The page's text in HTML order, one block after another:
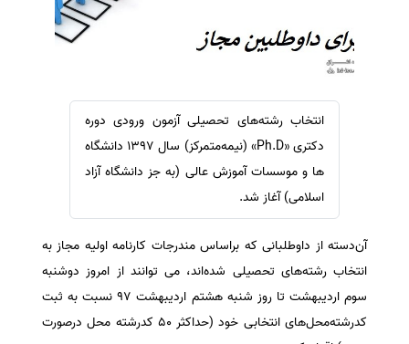
مشاهده همه زبان ها
سفارش پارافریز
سفارش فرمت‌بندی
سفارش کاهش کمیت
سفارش معرفی مجله
سفارش معرفی مقاله
سفارش معرفی کتاب
سفارش ترجمه مولتی‌مدیا
سفارش گویندگی
سفارش تولید محتوا
انتخاب رشته‌های تحصیلی آزمون ورودی دوره
دکتری «Ph.D» (نیمه‌متمرکز) سال ۱۳۹۷ دانشگاه
ها و موسسات آموزش عالی (به جز دانشگاه آزاد
اسلامی) آغاز شد.
آن‌دسته از داوطلبانی که براساس مندرجات کارنامه اولیه مجاز به
انتخاب رشته‌های تحصیلی شده‌اند، می توانند از امروز دوشنبه
سوم اردیبهشت تا روز شنبه هشتم اردیبهشت ۹۷ نسبت به ثبت
کدرشته‌محل‌های انتخابی خود (حداکثر ۵۰ کدرشته محل درصورت